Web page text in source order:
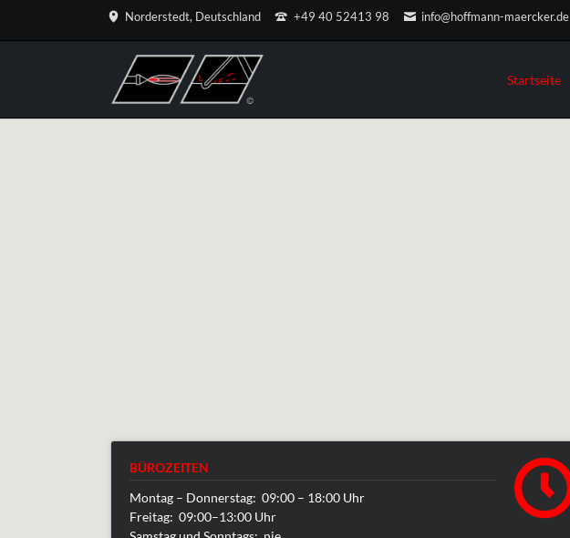
Norderstedt, Deutschland +49 40 52413 98 info@hoffmann-maercker.de
Startseite
BÜROZEITEN
Montag – Donnerstag: 09:00 – 18:00 Uhr
Freitag: 09:00–13:00 Uhr